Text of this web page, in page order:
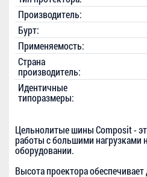
Производитель:
Бурт:
Применяемость:
Страна
производитель:
Идентичные
типоразмеры:
Цельнолитые шины Composit -
работы с большими нагрузками
оборудовании.
Высота проектора